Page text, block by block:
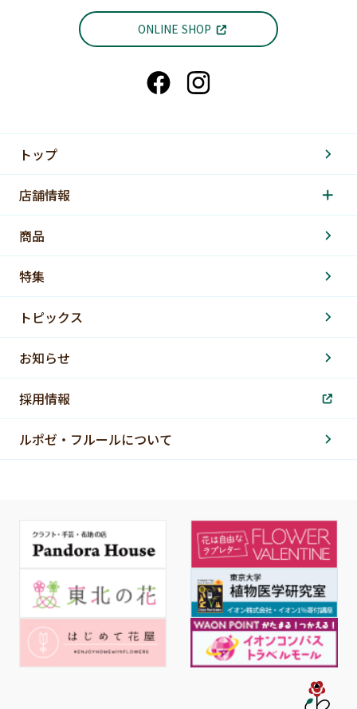
ONLINE SHOP
トップ
店舗情報
商品
特集
トピックス
お知らせ
採用情報
ルポゼ・フルールについて